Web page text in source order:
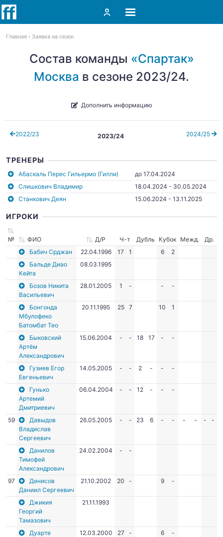
Главная Заявка на сезон
Состав команды «Спартак»
Москва в сезоне 2023/24.
Дополнить информацию
2022/23 2024/25
2023/24
ТРЕНЕРЫ
Абаскаль Перес Гильермо (Гилли)
до 17.04.2024
Слишкович Владимир
18.04.2024 - 30.05.2024
Станкович Деян
15.06.2024 - 13.11.2025
ИГРОКИ
№ ФИО Д/Р Ч-т Дубль Кубок Межд.
Др.
Бабич Срджан
22.04.1996 17 1 6
2
Бальде Диао
Кейта
08.03.1995
Бозов Никита
Васильевич
28.01.2005 1 - - -
Бонгонда
Мбулофеко
Батомбат Тео
20.11.1995 25 7 10 1
Быковский
Артём
Александрович
15.06.2004 - - 18 17 - -
Гузиев Егор
Евгеньевич
14.05.2005 - - 2 - - -
Гунько
Артемий
Дмитриевич
06.04.2004 - - 12 - - -
59
Давыдов
Владислав
Сергеевич
26.05.2005 - - 23 6 - - - - - -
Данилов
Тимофей
Александрович
24.02.2004 - -
97
Денисов
Даниил Сергеевич
21.10.2002 20 - 9 -
Джикия
Георгий
Тамазович
21.11.1993
Дуарте
12.03.2000 27 - 6 -